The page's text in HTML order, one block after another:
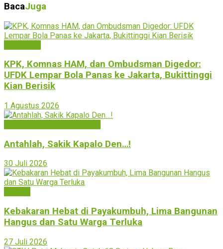
BacaJuga
KPK, Komnas HAM, dan Ombudsman Digedor:
UFDK Lempar Bola Panas ke Jakarta, Bukittinggi
Kian Berisik
1 Agustus 2026
Antahlah, Sakik Kapalo Den…!
30 Juli 2026
Kebakaran Hebat di Payakumbuh, Lima Bangunan
Hangus dan Satu Warga Terluka
27 Juli 2026